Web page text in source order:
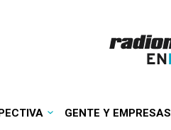
GENTE Y EMPRESAS